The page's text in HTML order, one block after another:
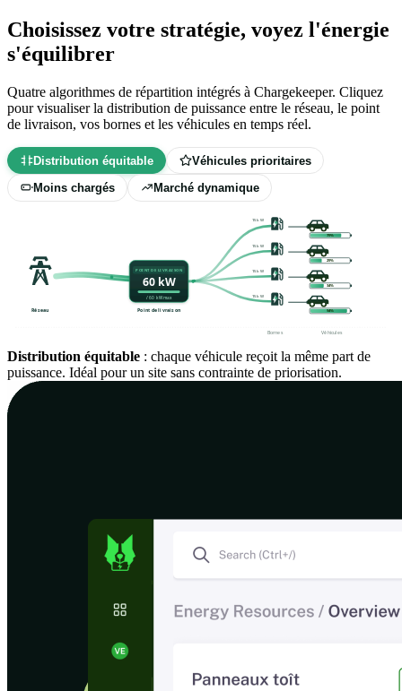
Choisissez votre stratégie, voyez l'énergie
s'équilibrer
Quatre algorithmes de répartition intégrés à Chargekeeper. Cliquez
pour visualiser la distribution de puissance entre le réseau, le point
de livraison, vos bornes et les véhicules en temps réel.
Distribution équitable Véhicules prioritaires
Moins chargés Marché dynamique
Réseau Point de livraison
15 kW
80%
15 kW
30%
15 kW
35%
15 kW
95%
POINT DE LIVRAISON
60 kW
/ 60 kW max
Bornes Véhicules
Prix du marché — 24 h Données RTE eco2mix · 25 mai 2026
Production solaire — 24 h Profil PV typique · 60 kWp · journée
ensoleillée↗
Consommation bâtiment — 24 h Profil bureau typique · ~50
personnes↗
Flux batterie — 24 h BESS tertiaire · ~50 kWh utiles↗
Distribution équitable : chaque véhicule reçoit la même part de
puissance. Idéal pour un site sans contrainte de priorisation.